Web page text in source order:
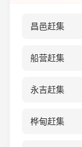
昌邑赶集
船营赶集
永吉赶集
桦甸赶集